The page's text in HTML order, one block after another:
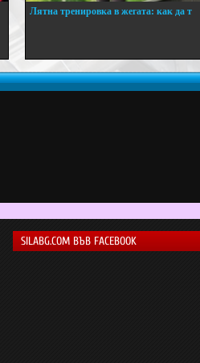
Лятна тренировка в жегата: как да т
SILABG.COM ВЪВ FACEBOOK